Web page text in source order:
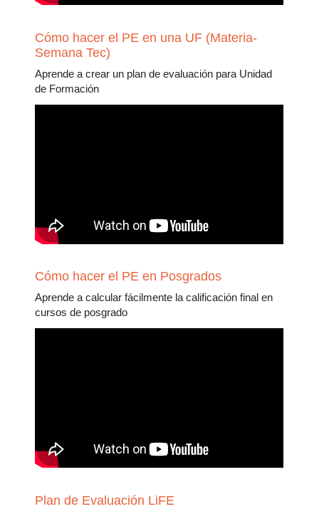
Cómo hacer el PE en una UF (Materia-
Semana Tec)
Aprende a crear un plan de evaluación para Unidad
de Formación
Cómo hacer el PE en Posgrados
Aprende a calcular fácilmente la calificación final en
cursos de posgrado
Plan de Evaluación LiFE